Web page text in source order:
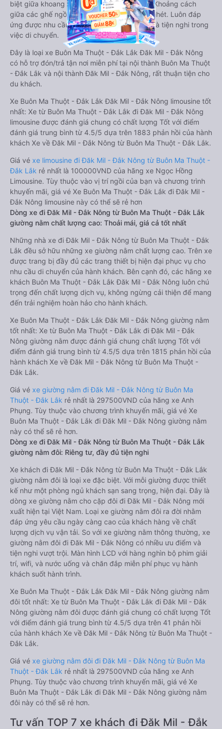
biệt giữa khoang lái và khoang hành khách. Khoảng cách
giữa các ghế ngồi rất thoải mái, không nhồi nhét. Luôn đáp
ứng được nhu cầu về sang trọng, thoải mái và tiện nghi trong
việc di chuyển.
Đây là loại xe Buôn Ma Thuột - Đắk Lắk Đăk Mil - Đắk Nông
có hỗ trợ đón/trả tận nơi miễn phí tại nội thành Buôn Ma Thuột
- Đắk Lắk và nội thành Đăk Mil - Đắk Nông, rất thuận tiện cho
du khách.
Xe Buôn Ma Thuột - Đắk Lắk Đăk Mil - Đắk Nông limousine tốt
nhất: Xe từ Buôn Ma Thuột - Đắk Lắk đi Đăk Mil - Đắk Nông
limousine được đánh giá chung có chất lượng Tốt với điểm
đánh giá trung bình từ 4.5/5 dựa trên 1883 phản hồi của hành
khách Xe về Đăk Mil - Đắk Nông từ Buôn Ma Thuột - Đắk Lắk.
Giá vé xe limousine đi Đăk Mil - Đắk Nông từ Buôn Ma Thuột -
Đắk Lắk rẻ nhất là 100000VND của hãng xe Ngọc Hồng
Limousine. Tùy thuộc vào vị trí ngồi của bạn và chương trình
khuyến mãi, giá vé Xe Buôn Ma Thuột - Đắk Lắk đi Đăk Mil -
Đắk Nông limousine này có thể sẽ rẻ hơn
Dòng xe đi Đăk Mil - Đắk Nông từ Buôn Ma Thuột - Đắk Lắk
giường nằm chất lượng cao: Thoải mái, giá cả tốt nhất
Những nhà xe đi Đăk Mil - Đắk Nông từ Buôn Ma Thuột - Đắk
Lắk đều sở hữu những xe giường nằm chất lượng cao. Trên xe
được trang bị đầy đủ các trang thiết bị hiện đại phục vụ cho
nhu cầu di chuyển của hành khách. Bên cạnh đó, các hãng xe
khách Buôn Ma Thuột - Đắk Lắk Đăk Mil - Đắk Nông luôn chú
trọng đến chất lượng dịch vụ, không ngừng cải thiện để mang
đến trải nghiệm hoàn hảo cho hành khách.
Xe Buôn Ma Thuột - Đắk Lắk Đăk Mil - Đắk Nông giường nằm
tốt nhất: Xe từ Buôn Ma Thuột - Đắk Lắk đi Đăk Mil - Đắk
Nông giường nằm được đánh giá chung chất lượng Tốt với
điểm đánh giá trung bình từ 4.5/5 dựa trên 1815 phản hồi của
hành khách Xe về Đăk Mil - Đắk Nông từ Buôn Ma Thuột -
Đắk Lắk.
Giá vé xe giường nằm đi Đăk Mil - Đắk Nông từ Buôn Ma
Thuột - Đắk Lắk rẻ nhất là 297500VND của hãng xe Anh
Phụng. Tùy thuộc vào chương trình khuyến mãi, giá vé Xe
Buôn Ma Thuột - Đắk Lắk đi Đăk Mil - Đắk Nông giường nằm
này có thể sẽ rẻ hơn.
Dòng xe đi Đăk Mil - Đắk Nông từ Buôn Ma Thuột - Đắk Lắk
giường nằm đôi: Riêng tư, đầy đủ tiện nghi
Xe khách đi Đăk Mil - Đắk Nông từ Buôn Ma Thuột - Đắk Lắk
giường nằm đôi là loại xe đặc biệt. Với mỗi giường được thiết
kế như một phòng ngủ khách sạn sang trọng, hiện đại. Đây là
dòng xe giường nằm cho cặp đôi đi Đăk Mil - Đắk Nông mới
xuất hiện tại Việt Nam. Loại xe giường nằm đôi ra đời nhằm
đáp ứng yêu cầu ngày càng cao của khách hàng về chất
lượng dịch vụ vận tải. So với xe giường nằm thông thường, xe
giường nằm đôi đi Đăk Mil - Đắk Nông có nhiều ưu điểm và
tiện nghi vượt trội. Màn hình LCD với hàng nghìn bộ phim giải
trí, wifi, và nước uống và chăn đắp miễn phí phục vụ hành
khách suốt hành trình.
Xe Buôn Ma Thuột - Đắk Lắk Đăk Mil - Đắk Nông giường nằm
đôi tốt nhất: Xe từ Buôn Ma Thuột - Đắk Lắk đi Đăk Mil - Đắk
Nông giường nằm đôi được đánh giá chung có chất lượng Tốt
với điểm đánh giá trung bình từ 4.5/5 dựa trên 41 phản hồi
của hành khách Xe về Đăk Mil - Đắk Nông từ Buôn Ma Thuột -
Đắk Lắk.
Giá vé xe giường nằm đôi đi Đăk Mil - Đắk Nông từ Buôn Ma
Thuột - Đắk Lắk rẻ nhất là 297500VND của hãng xe Anh
Phụng. Tùy thuộc vào chương trình khuyến mãi, giá vé Xe
Buôn Ma Thuột - Đắk Lắk đi Đăk Mil - Đắk Nông giường nằm
đôi này có thể sẽ rẻ hơn.
Tư vấn TOP 7 xe khách đi Đăk Mil - Đắk